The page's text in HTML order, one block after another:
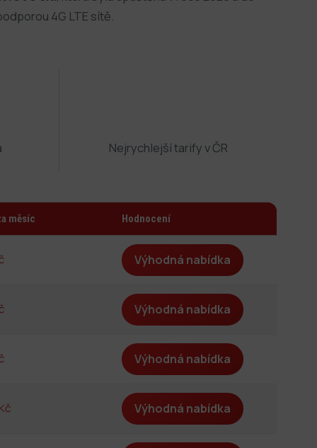
4G LTE sítě.
Nejrychlejší tarify v ČR
měsíc Hodnocení
Výhodná nabídka
Výhodná nabídka
Výhodná nabídka
Výhodná nabídka